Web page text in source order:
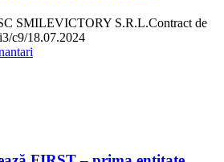
SMILEVICTORY S.R.L.Contract de
c9/18.07.2024